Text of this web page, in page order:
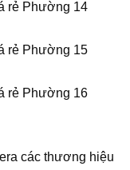
rẻ Phường 14
rẻ Phường 15
rẻ Phường 16
các thương hiệu